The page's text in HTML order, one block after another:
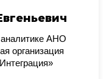
аналитике АНО
организация